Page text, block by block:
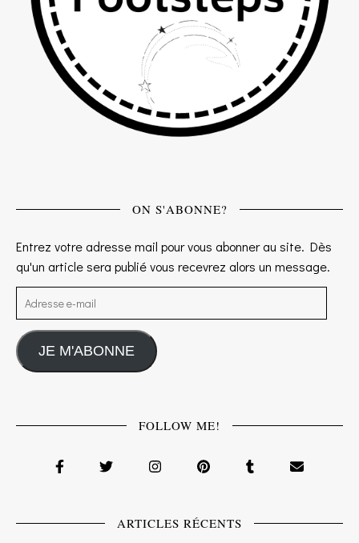
ON S'ABONNE?
Entrez votre adresse mail pour vous abonner au site. Dès
qu'un article sera publié vous recevrez alors un message.
Adresse e-mail
JE M'ABONNE
FOLLOW ME!
ARTICLES RÉCENTS